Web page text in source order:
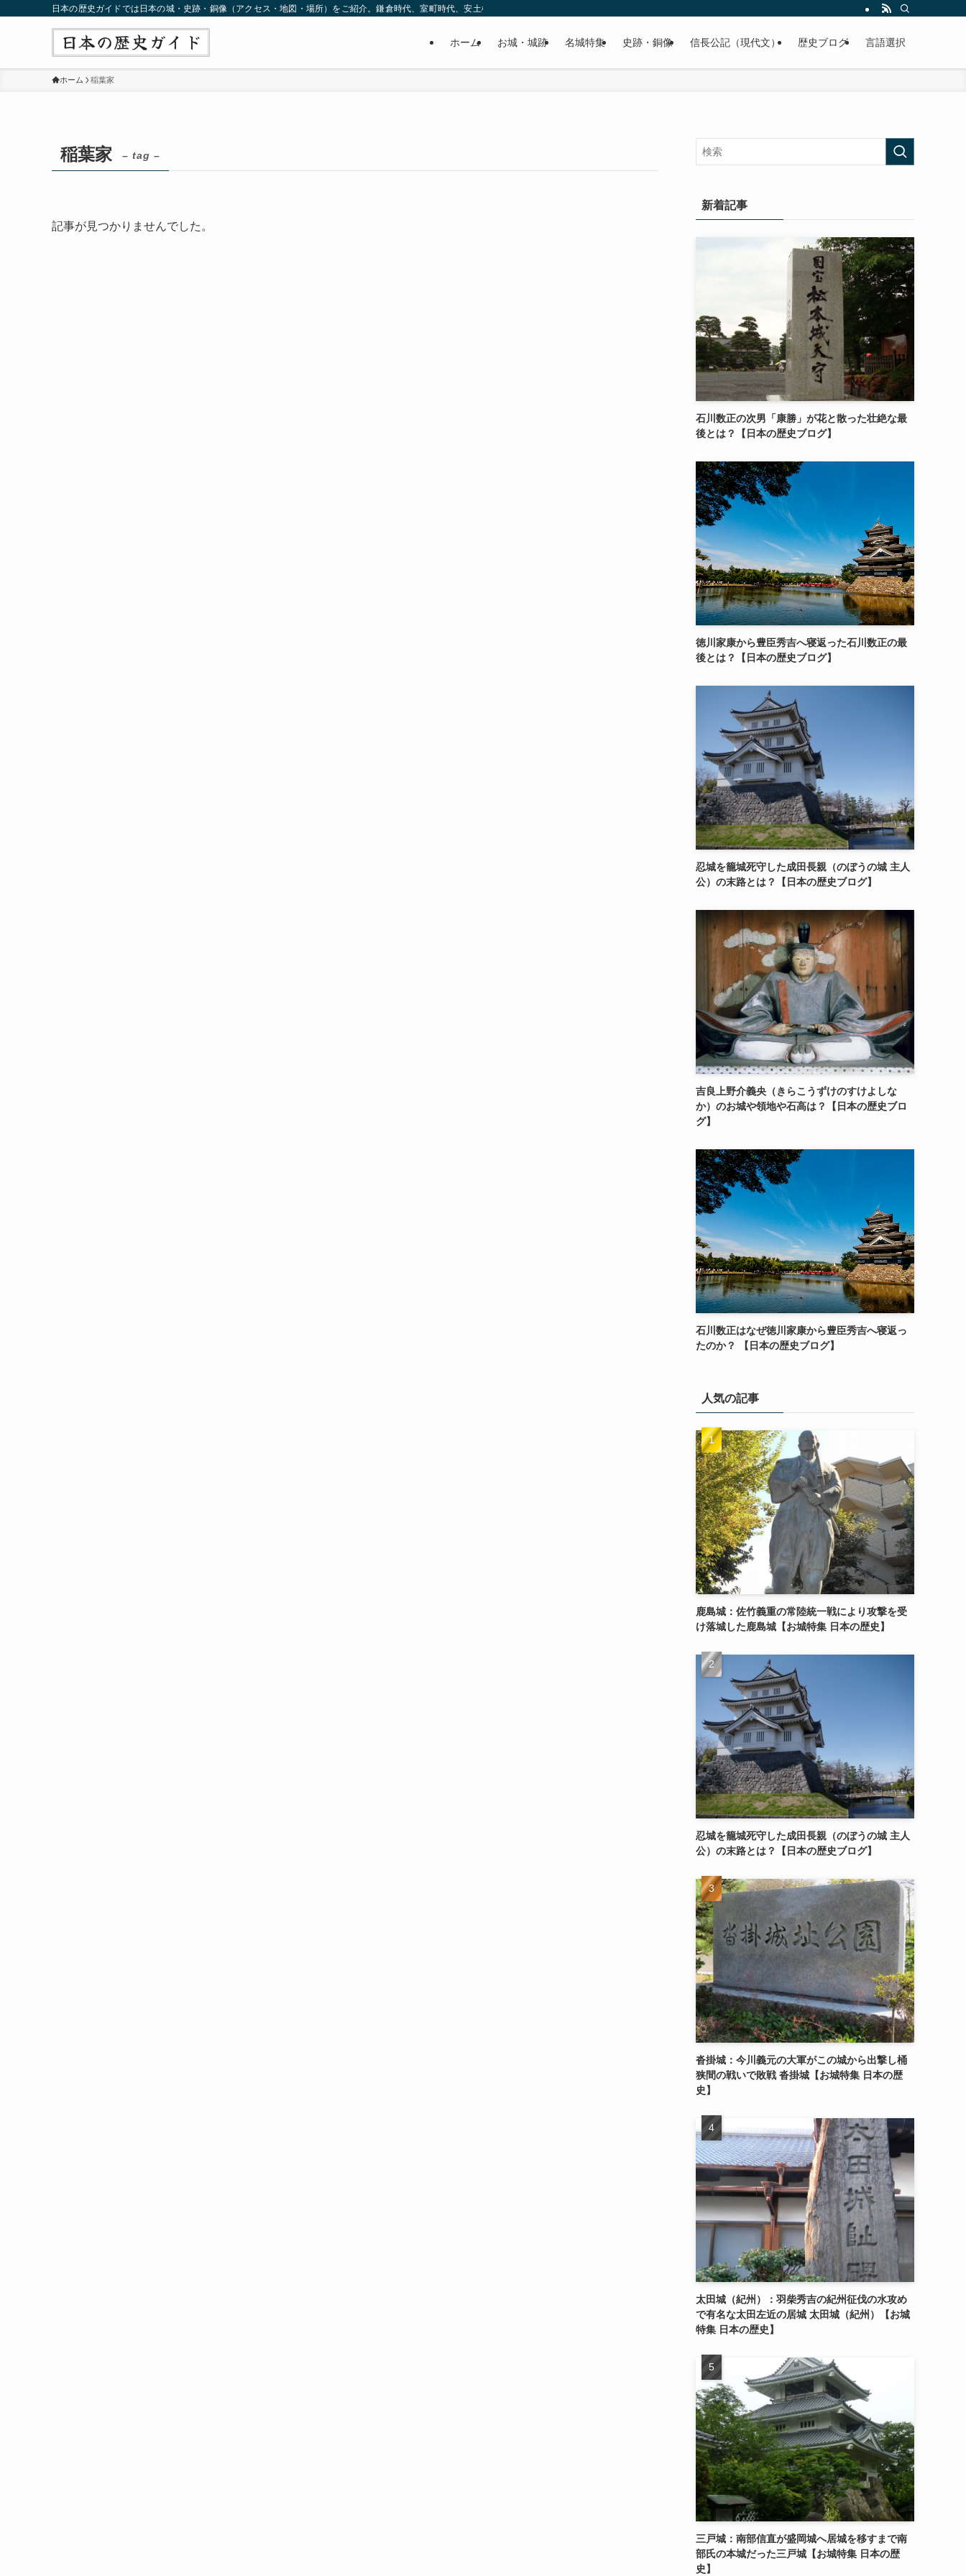
日本の歴史ガイドでは日本の城・史跡・銅像（アクセス・地図・場所）をご紹介。鎌倉時代、室町時代、安土桃山時代（戦国時代）、江戸時代と幅広くご紹介致します。
ホーム お城・城跡 名城特集 史跡・銅像 信長公記（現代文） 歴史ブログ 言語選択
ホーム 稲葉家
稲葉家 – tag –
記事が見つかりませんでした。
新着記事
石川数正の次男「康勝」が花と散った壮絶な最
後とは？【日本の歴史ブログ】
徳川家康から豊臣秀吉へ寝返った石川数正の最
後とは？【日本の歴史ブログ】
忍城を籠城死守した成田長親（のぼうの城 主人
公）の末路とは？【日本の歴史ブログ】
吉良上野介義央（きらこうずけのすけよしな
か）のお城や領地や石高は？【日本の歴史ブロ
グ】
石川数正はなぜ徳川家康から豊臣秀吉へ寝返っ
たのか？ 【日本の歴史ブログ】
人気の記事
鹿島城：佐竹義重の常陸統一戦により攻撃を受
け落城した鹿島城【お城特集 日本の歴史】
忍城を籠城死守した成田長親（のぼうの城 主人
公）の末路とは？【日本の歴史ブログ】
沓掛城：今川義元の大軍がこの城から出撃し桶
狭間の戦いで敗戦 沓掛城【お城特集 日本の歴
史】
太田城（紀州）：羽柴秀吉の紀州征伐の水攻め
で有名な太田左近の居城 太田城（紀州）【お城
特集 日本の歴史】
三戸城：南部信直が盛岡城へ居城を移すまで南
部氏の本城だった三戸城【お城特集 日本の歴
史】